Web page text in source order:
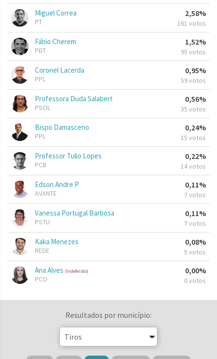
Miguel Correa
PT
2,58%
161 votos
Fábio Cherem
PDT
1,52%
95 votos
Coronel Lacerda
PPL
0,95%
59 votos
Professora Duda Salabert
PSOL
0,56%
35 votos
Bispo Damasceno
PPL
0,24%
15 votos
Professor Tulio Lopes
PCB
0,22%
14 votos
Edson Andre P
AVANTE
0,11%
7 votos
Vanessa Portugal Barbosa
PSTU
0,11%
7 votos
Kaka Menezes
REDE
0,08%
5 votos
Ana Alves (Indeferido)
PCO
0,00%
0 votos
Resultados por município: